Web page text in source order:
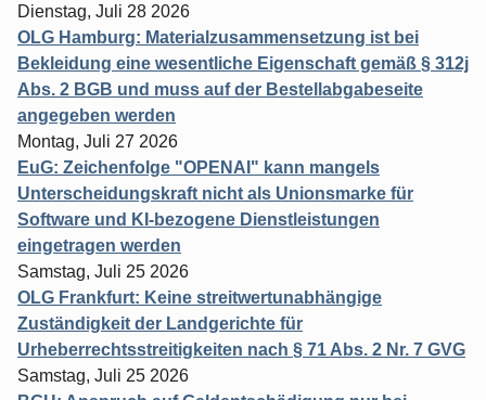
Dienstag, Juli 28 2026
OLG Hamburg: Materialzusammensetzung ist bei
Bekleidung eine wesentliche Eigenschaft gemäß § 312j
Abs. 2 BGB und muss auf der Bestellabgabeseite
angegeben werden
Montag, Juli 27 2026
EuG: Zeichenfolge "OPENAI" kann mangels
Unterscheidungskraft nicht als Unionsmarke für
Software und KI-bezogene Dienstleistungen
eingetragen werden
Samstag, Juli 25 2026
OLG Frankfurt: Keine streitwertunabhängige
Zuständigkeit der Landgerichte für
Urheberrechtsstreitigkeiten nach § 71 Abs. 2 Nr. 7 GVG
Samstag, Juli 25 2026